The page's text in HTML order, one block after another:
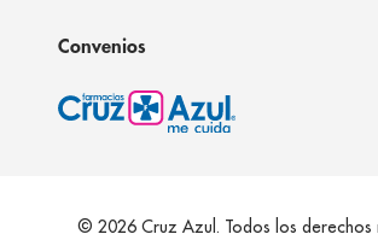
Convenios
© 2026 Cruz Azul. Todos los derechos